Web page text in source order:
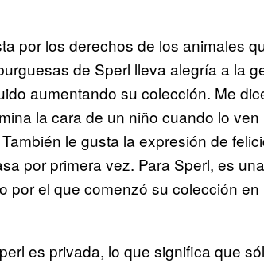
por los derechos de los animales
de Sperl lleva alegría a la
aumentando su colección. Me
la cara de un niño cuando lo
le gusta la expresión de
por primera vez. Para Sperl, es
por el que comenzó su colección
es privada, lo que significa que